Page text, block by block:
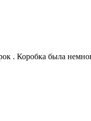
. Коробка была